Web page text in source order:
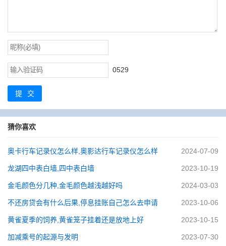
0529
提交
猜你喜欢
奥卡行车记录仪怎么样,奥影达行车记录仪怎么样 2024-07-09
龙湖四中表白墙,四中表白墙 2023-10-19
金毛颜色分几种,金毛颜色越浅越好吗 2024-03-03
不还房贷会有什么后果,停息挂账自己怎么去申请 2023-10-06
黄雀夏季的饲养,黄雀笼子挂着还是放地上好 2023-10-15
加减乘号的起源与发明 2023-07-30